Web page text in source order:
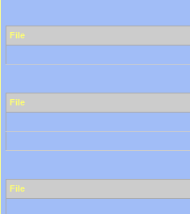
File
File
File